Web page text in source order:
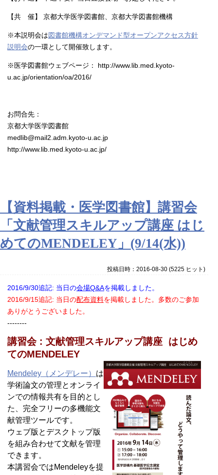
【共 催】 京都大学医学図書館、京都大学図書館機構
※本説明会は図書館機構オンデマンド型オープンアクセス方針
説明会の一環として開催致します。
※医学図書館ウェブページ： http://www.lib.med.kyoto-
u.ac.jp/orientation/oa/2016/
お問合先：
京都大学医学図書館
medlib@mail2.adm.kyoto-u.ac.jp
http://www.lib.med.kyoto-u.ac.jp/
【資料掲載・医学図書館】講習会
「文献管理スキルアップ講座 はじ
めてのMENDELEY」(9/14(水))
投稿日時：2016-08-30(5225 ヒット )
2016/9/30追記: 当日の会場Q&Aを掲載しました。
2016/9/15追記: 当日の配布資料を掲載しました。多数のご参加
ありがとうございました。
--------
講習会 : 文献管理スキルアップ講座 はじめ
てのMENDELEY
Mendeley（メンデレー） は
学術論文の管理とオンライ
ンでの情報共有を目的とし
た、完全フリーの多機能文
献管理ツールです。
ウェブ版とデスクトップ版
を組み合わせて文献を管理
できます。
本講習会ではMendeleyを提